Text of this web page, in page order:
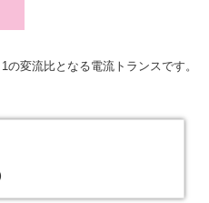
変流比となる電流トランスです。